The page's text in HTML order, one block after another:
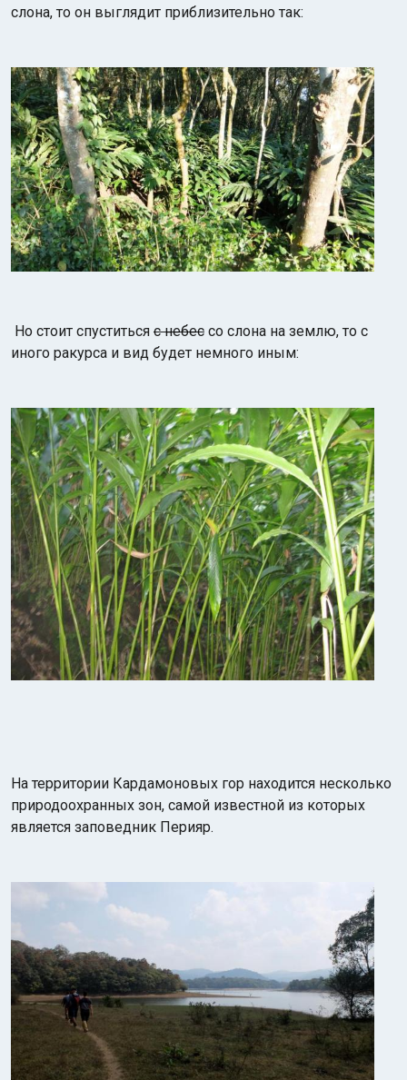
слона, то он выглядит приблизительно так:
Но стоит спуститься с небес со слона на землю, то с
иного ракурса и вид будет немного иным:
На территории Кардамоновых гор находится несколько
природоохранных зон, самой известной из которых
является заповедник Перияр.